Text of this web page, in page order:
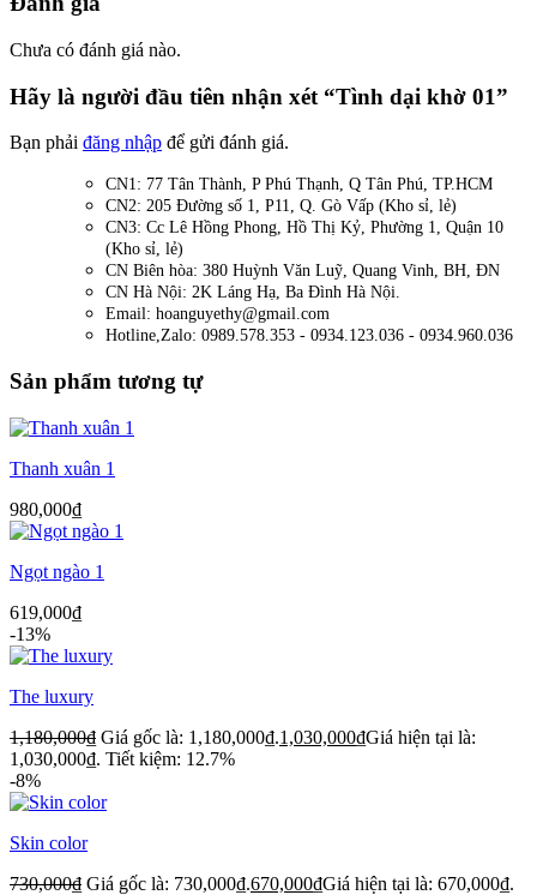
Chưa có đánh giá nào.
Hãy là người đầu tiên nhận xét “Tình dại khờ 01”
Bạn phải đăng nhập để gửi đánh giá.
CN1: 77 Tân Thành, P Phú Thạnh, Q Tân Phú, TP.HCM
CN2: 205 Đường số 1, P11, Q. Gò Vấp (Kho sỉ, lẻ)
CN3: Cc Lê Hồng Phong, Hồ Thị Kỷ, Phường 1, Quận 10
(Kho sỉ, lẻ)
CN Biên hòa: 380 Huỳnh Văn Luỹ, Quang Vinh, BH, ĐN
CN Hà Nội: 2K Láng Hạ, Ba Đình Hà Nội.
Email: hoanguyethy@gmail.com
Hotline,Zalo: 0989.578.353 - 0934.123.036 - 0934.960.036
Sản phẩm tương tự
Thanh xuân 1
980,000₫
Ngọt ngào 1
619,000₫
-13%
The luxury
1,180,000₫ Giá gốc là: 1,180,000₫.1,030,000₫Giá hiện tại là:
1,030,000₫. Tiết kiệm: 12.7%
-8%
Skin color
730,000₫ Giá gốc là: 730,000₫.670,000₫Giá hiện tại là: 670,000₫.